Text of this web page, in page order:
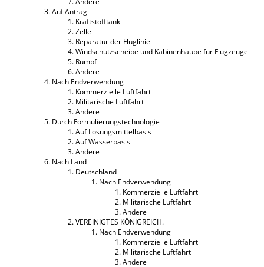
Auf Antrag
Kraftstofftank
Zelle
Reparatur der Fluglinie
Windschutzscheibe und Kabinenhaube für Flugzeuge
Rumpf
Andere
Nach Endverwendung
Kommerzielle Luftfahrt
Militärische Luftfahrt
Andere
Durch Formulierungstechnologie
Auf Lösungsmittelbasis
Auf Wasserbasis
Andere
Nach Land
Deutschland
Nach Endverwendung
Kommerzielle Luftfahrt
Militärische Luftfahrt
Andere
VEREINIGTES KÖNIGREICH.
Nach Endverwendung
Kommerzielle Luftfahrt
Militärische Luftfahrt
Andere